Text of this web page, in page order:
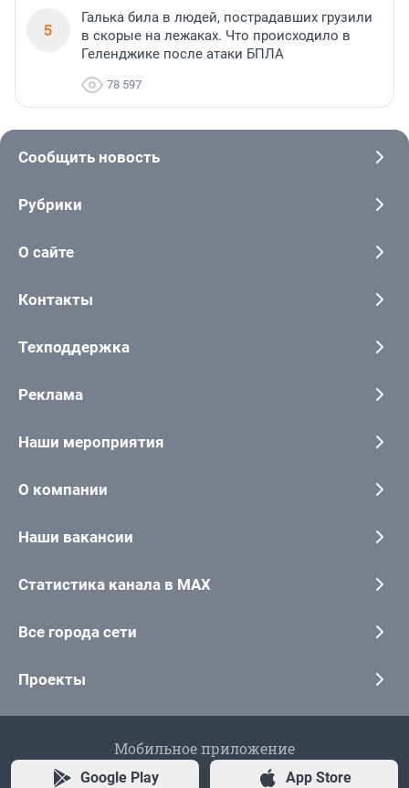
5
Галька била в людей, пострадавших грузили
в скорые на лежаках. Что происходило в
Геленджике после атаки БПЛА
78 597
Сообщить новость
Рубрики
О сайте
Контакты
Техподдержка
Реклама
Наши мероприятия
О компании
Наши вакансии
Статистика канала в MAX
Все города сети
Проекты
Мобильное приложение
Google Play App Store